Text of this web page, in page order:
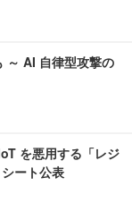
～ AI 自律型攻撃の
を悪用する「レジ
ート公表